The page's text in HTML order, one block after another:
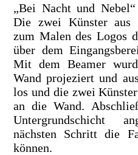
„Bei Nacht und
Die zwei Künster aus
zum Malen des Logos
über dem
Mit dem Beamer
Wand projeziert und
los und die zwei
an die Wand.
Untergrundschicht
nächsten Schritt die
können.